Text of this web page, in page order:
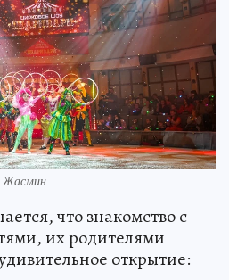
Жасмин
что знакомство с
их родителями
открытие: